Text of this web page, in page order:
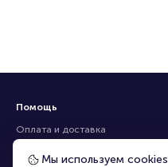
Помощь
Оплата и доставка
Частые вопросы
Мы используем